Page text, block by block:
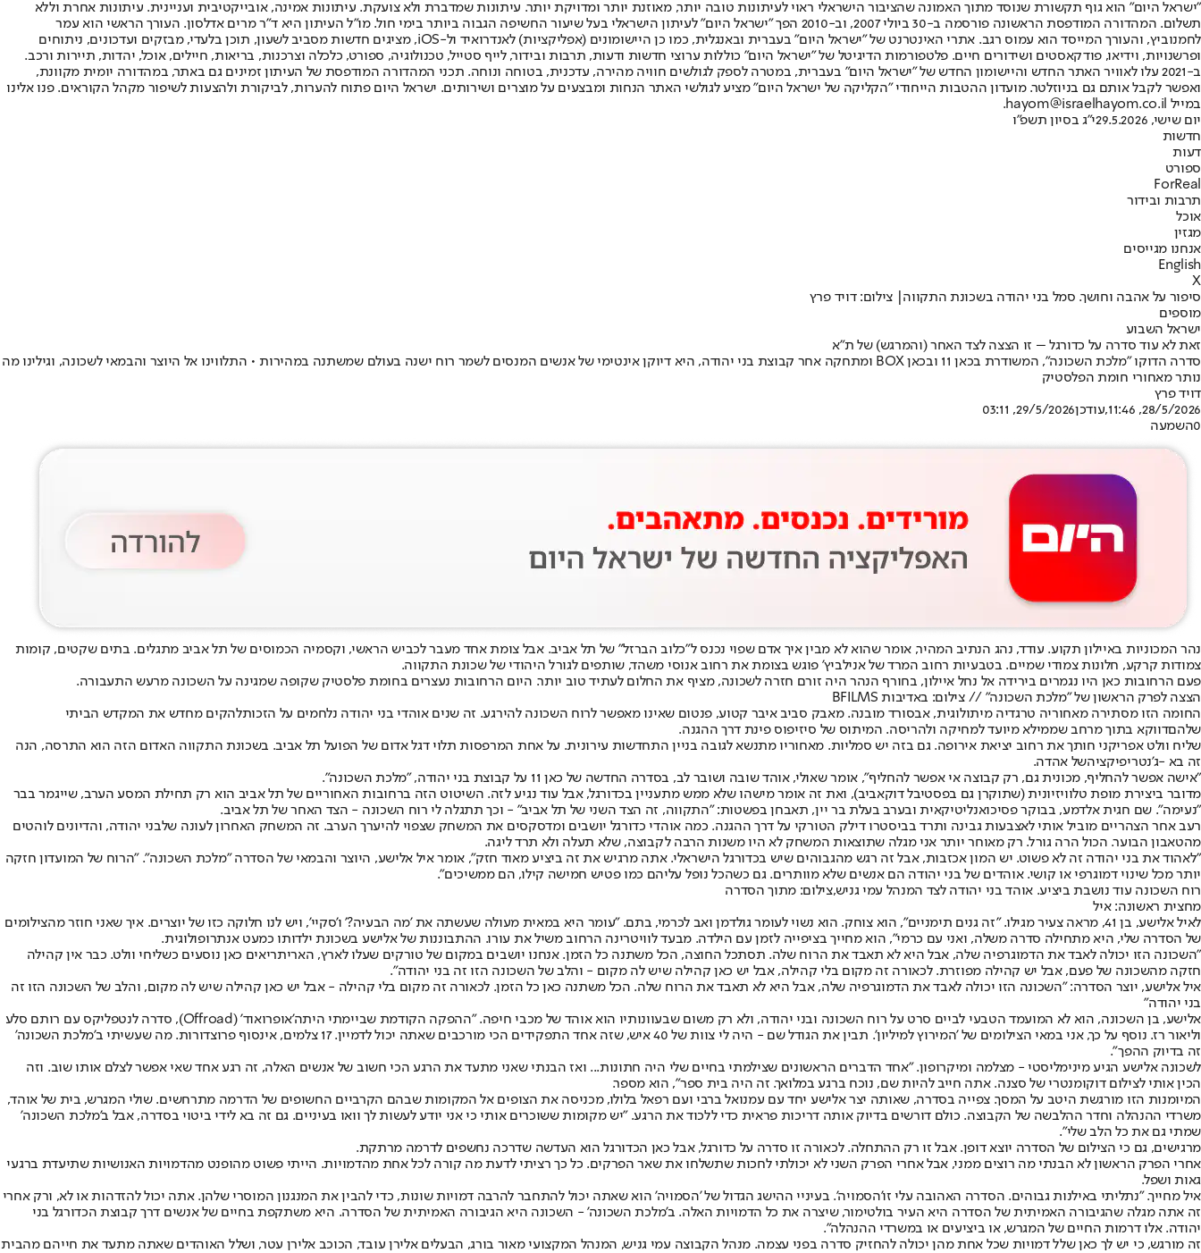
"ישראל היום" הוא גוף תקשורת שנוסד מתוך האמונה שהציבור הישראלי ראוי לעיתונות טובה יותר, מאוזנת יותר ומדויקת יותר. עיתונות שמדברת ולא צועקת. עיתונות אמינה, אובייקטיבית ועניינית. עיתונות אחרת וללא
תשלום. המהדורה המודפסת הראשונה פורסמה ב-30 ביולי 2007, וב-2010 הפך "ישראל היום" לעיתון הישראלי בעל שיעור החשיפה הגבוה ביותר בימי חול. מו"ל העיתון היא ד"ר מרים אדלסון. העורך הראשי הוא עמר
לחמנוביץ, והעורך המייסד הוא עמוס רגב. אתרי האינטרנט של "ישראל היום" בעברית ובאנגלית, כמו כן היישומונים (אפליקציות) לאנדרואיד ול-iOS, מציגים חדשות מסביב לשעון, תוכן בלעדי, מבזקים ועדכונים, ניתוחים
ופרשנויות, וידיאו, פודקאסטים ושידורים חיים. פלטפורמות הדיגיטל של "ישראל היום" כוללות ערוצי חדשות ודעות, תרבות ובידור, לייף סטייל, טכנולוגיה, ספורט, כלכלה וצרכנות, בריאות, חיילים, אוכל, יהדות, תיירות ורכב.
ב-2021 עלו לאוויר האתר החדש והיישומון החדש של "ישראל היום" בעברית, במטרה לספק לגולשים חוויה מהירה, עדכנית, בטוחה ונוחה. תכני המהדורה המודפסת של העיתון זמינים גם באתר, במהדורה יומית מקוונת,
ואפשר לקבל אותם גם בניוזלטר. מועדון ההטבות הייחודי "הקליקה של ישראל היום" מציע לגולשי האתר הנחות ומבצעים על מוצרים ושירותים. ישראל היום פתוח להערות, לביקורת ולהצעות לשיפור מקהל הקוראים. פנו אלינו
במייל hayom@israelhayom.co.il.
יום שישי, 29.5.2026
י"ג בסיון תשפ"ו
חדשות
דעות
ספורט
ForReal
תרבות ובידור
אוכל
מגזין
אנחנו מגייסים
English
X
סיפור על אהבה וחושך. סמל בני יהודה בשכונת התקווה| צילום: דויד פרץ
מוספים
ישראל השבוע
זאת לא עוד סדרה על כדורגל – זו הצצה לצד האחר (והמרגש) של ת"א
סדרה הדוקו "מלכת השכונה", המשודרת בכאן 11 ובכאן BOX ומתחקה אחר קבוצת בני יהודה, היא דיוקן אינטימי של אנשים המנסים לשמר רוח ישנה בעולם שמשתנה במהירות • התלווינו אל היוצר והבמאי לשכונה, וגילינו מה
נותר מאחורי חומת הפלסטיק
דויד פרץ
28/5/2026, 11:46
,עודכן29/5/2026, 03:11
0השמעה
נהר המכוניות באיילון תקוע. עודד, נהג הנתיב המהיר, אומר שהוא לא מבין איך אדם שפוי נכנס ל"כלוב הברזל" של תל אביב. אבל צומת אחד מעבר לכביש הראשי, וקסמיה הכמוסים של תל אביב מתגלים. בתים שקטים, קומות
צמודות קרקע, חלונות צמודי שמיים. בטבעיות רחוב המרד של אנילביץ' פוגש בצומת את רחוב אנוסי משהד, שותפים לגורל היהודי של שכונת התקווה.
פעם הרחובות כאן היו נגמרים בירידה אל נחל איילון, בחורף הנהר היה זורם חזרה לשכונה, מציף את החלום לעתיד טוב יותר. היום הרחובות נעצרים בחומת פלסטיק שקופה שמגינה על השכונה מרעש התעבורה.
הצצה לפרק הראשון של "מלכת השכונה" // צילום: באדיבות BFILMS
החומה הזו מסתירה מאחוריה טרגדיה מיתולוגית, אבסורד מובנה. מאבק סביב איבר קטוע, פנטום שאינו מאפשר לרוח השכונה להירגע. זה שנים אוהדי בני יהודה נלחמים על הזכותלהקים מחדש את המקדש הביתי
שלהםדווקא בתוך מרחב שממילא מיועד למחיקה ולהריסה. המיתוס של סיזיפוס פינת דרך ההגנה.
שליח וולט אפריקני חותך את רחוב יציאת אירופה. גם בזה יש סמליות. מאחוריו מתנשא לגובה בניין התחדשות עירונית. על אחת המרפסות תלוי דגל אדום של הפועל תל אביב. בשכונת התקווה האדום הזה הוא התרסה, הנה
זה בא -ג'נטריפיקציהשל אהדה.
"אישה אפשר להחליף, מכונית גם, רק קבוצה אי אפשר להחליף", אומר שאולי, אוהד שובה ושובר לב, בסדרה החדשה של כאן 11 על קבוצת בני יהודה, "מלכת השכונה".
מדובר ביצירת מופת טלוויזיונית (שתוקרן גם בפסטיבל דוקאביב), ואת זה אומר מישהו שלא ממש מתעניין בכדורגל, אבל עוד נגיע לזה. השיטוט הזה ברחובות האחוריים של תל אביב הוא רק תחילת המסע הערב, שייגמר בבר
"נעימה". שם חגית אלדמע, בבוקר פסיכואנליטיקאית ובערב בעלת בר יין, תאבחן בפשטות: "התקווה, זה הצד השני של תל אביב" - וכך תתגלה לי רוח השכונה - הצד האחר של תל אביב.
רעב אחר הצהריים מוביל אותי לאצבעות גבינה ותרד בביסטרו דילק הטורקי על דרך ההגנה. כמה אוהדי כדורגל יושבים ומדסקסים את המשחק שצפוי להיערך הערב. זה המשחק האחרון לעונה שלבני יהודה, והדיונים לוהטים
מהטאבון הבוער. הכול הרה גורל. רק מאוחר יותר אני מגלה שתוצאות המשחק לא היו משנות הרבה לקבוצה, שלא תעלה ולא תרד ליגה.
"לאהוד את בני יהודה זה לא פשוט. יש המון אכזבות, אבל זה רגש מהגבוהים שיש בכדורגל הישראלי. אתה מרגיש את זה ביציע מאוד חזק", אומר איל אלישע, היוצר והבמאי של הסדרה "מלכת השכונה". "הרוח של המועדון חזקה
יותר מכל שינוי דמוגרפי או קושי. אוהדים של בני יהודה הם אנשים שלא מוותרים. גם כשהכל נופל עליהם כמו פטיש חמישה קילו, הם ממשיכים".
רוח השכונה עוד נושבת ביציע. אוהד בני יהודה לצד המנהל עמי גניש,צילום: מתוך הסדרה
מחצית ראשונה: איל
לאיל אלישע, בן 41, מראה צעיר מגילו. "זה גנים תימניים", הוא צוחק. הוא נשוי לעומר גולדמן ואב לכרמי, בתם. "עומר היא במאית מעולה שעשתה את 'מה הבעיה?' ו'סקיי', ויש לנו חלוקה כזו של יוצרים. איך שאני חוזר מהצילומים
של הסדרה שלי, היא מתחילה סדרה משלה, ואני עם כרמי", הוא מחייך בציפייה לזמן עם הילדה. מבעד לוויטרינה הרחוב משיל את עורו. ההתבוננות של אלישע בשכונת ילדותו כמעט אנתרופולוגית.
"השכונה הזו יכולה לאבד את הדמוגרפיה שלה, אבל היא לא תאבד את הרוח שלה. תסתכל החוצה, הכל משתנה כל הזמן. אנחנו יושבים במקום של טורקים שעלו לארץ, האריתריאים כאן נוסעים כשליחי וולט. כבר אין קהילה
חזקה מהשכונה של פעם, אבל יש קהילה מפוזרת. לכאורה זה מקום בלי קהילה, אבל יש כאן קהילה שיש לה מקום - והלב של השכונה הזו זה בני יהודה".
איל אלישע, יוצר הסדרה: "השכונה הזו יכולה לאבד את הדמוגרפיה שלה, אבל היא לא תאבד את הרוח שלה. הכל משתנה כאן כל הזמן. לכאורה זה מקום בלי קהילה - אבל יש כאן קהילה שיש לה מקום, והלב של השכונה הזו זה
בני יהודה"
אלישע, בן השכונה, הוא לא המועמד הטבעי לביים סרט על רוח השכונה ובני יהודה, ולא רק משום שבעוונותיו הוא אוהד של מכבי חיפה. "ההפקה הקודמת שביימתי היתה
'אופרואוד' (Offroad), סדרה לנטפליקס עם רותם סלע
וליאור רז
. נוסף על כך, אני במאי הצילומים של 'המירוץ למיליון'. תבין את הגודל שם - היה לי צוות של 40 איש, שזה אחד התפקידים הכי מורכבים שאתה יכול לדמיין. 17 צלמים, אינסוף פרוצדורות. מה שעשיתי ב'מלכת השכונה'
זה בדיוק ההפך".
לשכונה אלישע הגיע מינימליסטי - מצלמה ומיקרופון. "אחד הדברים הראשונים שצילמתי בחיים שלי היה חתונות... ואז הבנתי שאני מתעד את הרגע הכי חשוב של אנשים האלה, זה רגע אחד שאי אפשר לצלם אותו שוב. וזה
הכין אותי לצילום דוקומנטרי של סצנה. אתה חייב להיות שם, נוכח ברגע במלואך. זה היה בית ספר", הוא מספר.
המיומנות הזו מורגשת היטב על המסך. צפייה בסדרה, שאותה יצר אלישע יחד עם עמנואל ברבי ועם רפאל בלולו, מכניסה את הצופים אל המקומות שבהם הקרביים החשופים של הדרמה מתרחשים. שולי המגרש, בית של אוהד,
משרדי ההנהלה וחדר ההלבשה של הקבוצה. כולם דורשים בדיוק אותה דריכות פראית כדי ללכוד את הרגע. "יש מקומות ששוכרים אותי כי אני יודע לעשות לך וואו בעיניים. גם זה בא לידי ביטוי בסדרה, אבל ב'מלכת השכונה'
שמתי גם את כל הלב שלי".
מרגישים, גם כי הצילום של הסדרה יוצא דופן. אבל זו רק ההתחלה. לכאורה זו סדרה על כדורגל, אבל כאן הכדורגל הוא העדשה שדרכה נחשפים לדרמה מרתקת.
אחרי הפרק הראשון לא הבנתי מה רוצים ממני, אבל אחרי הפרק השני לא יכולתי לחכות שתשלחו את שאר הפרקים. כל כך רציתי לדעת מה קורה לכל אחת מהדמויות. הייתי פשוט מהופנט מהדמויות האנושיות שתיעדת ברגעי
גאות ושפל.
איל מחייך. "נתליתי באילנות גבוהים. הסדרה האהובה עלי זו'הסמויה'. בעיניי ההישג הגדול של 'הסמויה' הוא שאתה יכול להתחבר להרבה דמויות שונות, כדי להבין את המנגנון המוסרי שלהן. אתה יכול להזדהות או לא, ורק אחרי
זה אתה מגלה שהגיבורה האמיתית של הסדרה היא העיר בולטימור, שיצרה את כל הדמויות האלה. ב'מלכת השכונה' - השכונה היא הגיבורה האמיתית של הסדרה. היא משתקפת בחיים של אנשים דרך קבוצת הכדורגל בני
יהודה. אלו דרמות החיים של המגרש, או ביציעים או במשרדי ההנהלה".
זה מורגש, כי יש לך כאן שלל דמויות שכל אחת מהן יכולה להחזיק סדרה בפני עצמה. מנהל הקבוצה עמי גניש, המנהל המקצועי מאור בורג, הבעלים אלירן עובד, הכוכב אלירן עטר, ושלל האוהדים שאתה מתעד את חייהם מהבית